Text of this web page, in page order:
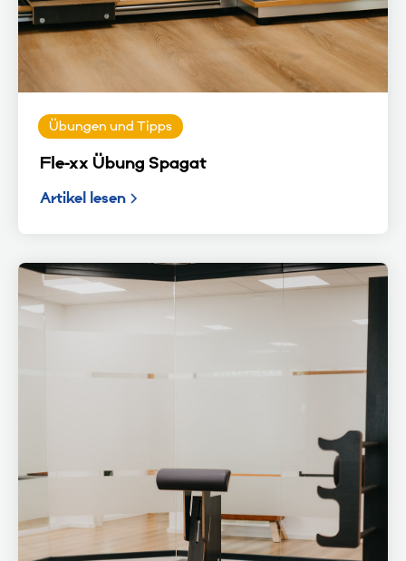
Übungen und Tipps
Fle-xx Übung Spagat
Artikel lesen